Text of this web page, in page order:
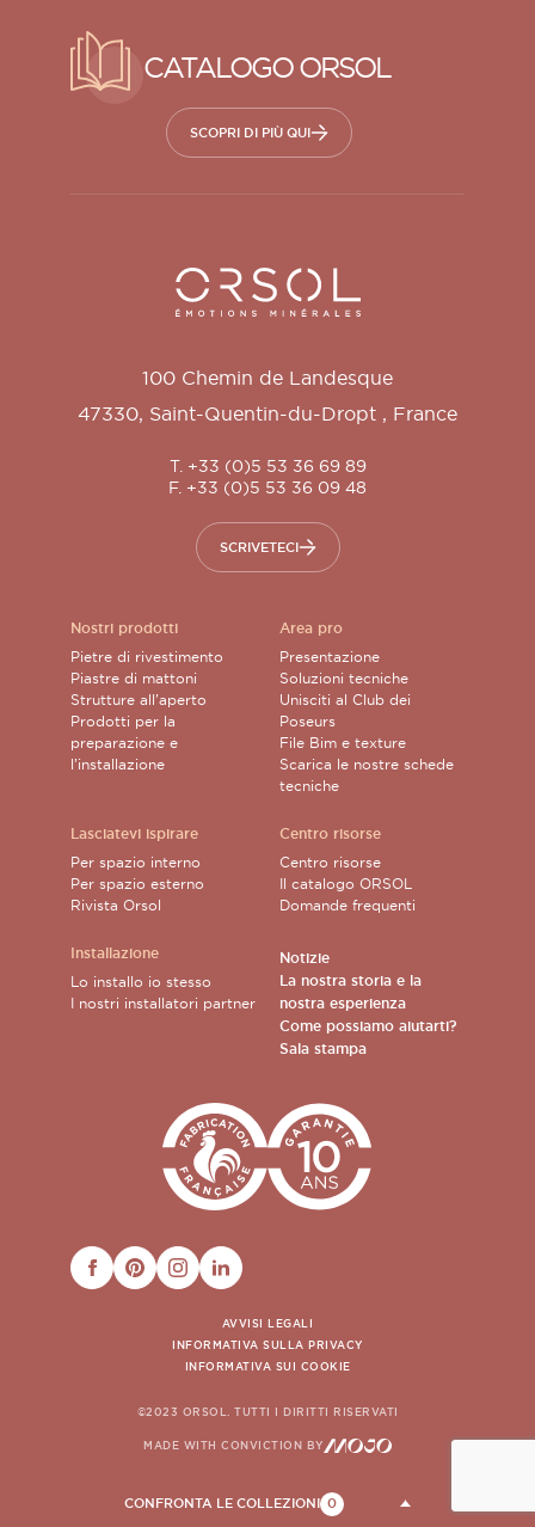
CONFRONTA LE COLLEZIONI 0
CATALOGO ORSOL
SCOPRI DI PIÙ QUI
Orsol S.A.
100 Chemin de Landesque
47330, Saint-Quentin-du-Dropt , France
T. +33 (0)5 53 36 69 89
F. +33 (0)5 53 36 09 48
SCRIVETECI
Nostri prodotti
Pietre di rivestimento
Piastre di mattoni
Strutture all’aperto
Prodotti per la
preparazione e
l’installazione
Lasciatevi ispirare
Per spazio interno
Per spazio esterno
Rivista Orsol
Installazione
Lo installo io stesso
I nostri installatori partner
Area pro
Presentazione
Soluzioni tecniche
Unisciti al Club dei
Poseurs
File Bim e texture
Scarica le nostre schede
tecniche
Centro risorse
Centro risorse
Il catalogo ORSOL
Domande frequenti
Notizie
La nostra storia e la
nostra esperienza
Come possiamo aiutarti?
Sala stampa
FACEBOOKPINTERESTINSTAGRAM
LINKEDIN
AVVISI LEGALI
INFORMATIVA SULLA PRIVACY
INFORMATIVA SUI COOKIE
©2023 ORSOL. TUTTI I DIRITTI RISERVATI
MADE WITH CONVICTION BY